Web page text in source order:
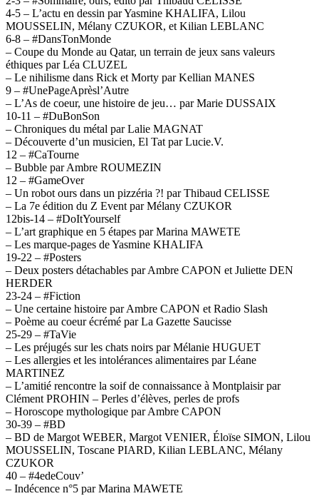
4-5 – L’actu en dessin par Yasmine KHALIFA, Lilou
MOUSSELIN, Mélany CZUKOR, et Kilian LEBLANC
6-8 – #DansTonMonde
– Coupe du Monde au Qatar, un terrain de jeux sans valeurs
éthiques par Léa CLUZEL
– Le nihilisme dans Rick et Morty par Kellian MANES
9 – #UnePageAprèsl’Autre
– L’As de coeur, une histoire de jeu… par Marie DUSSAIX
10-11 – #DuBonSon
– Chroniques du métal par Lalie MAGNAT
– Découverte d’un musicien, El Tat par Lucie.V.
12 – #CaTourne
– Bubble par Ambre ROUMEZIN
12 – #GameOver
– Un robot ours dans un pizzéria ?! par Thibaud CELISSE
– La 7e édition du Z Event par Mélany CZUKOR
12bis-14 – #DoItYourself
– L’art graphique en 5 étapes par Marina MAWETE
– Les marque-pages de Yasmine KHALIFA
19-22 – #Posters
– Deux posters détachables par Ambre CAPON et Juliette DEN
HERDER
23-24 – #Fiction
– Une certaine histoire par Ambre CAPON et Radio Slash
– Poème au coeur écrémé par La Gazette Saucisse
25-29 – #TaVie
– Les préjugés sur les chats noirs par Mélanie HUGUET
– Les allergies et les intolérances alimentaires par Léane
MARTINEZ
– L’amitié rencontre la soif de connaissance à Montplaisir par
Clément PROHIN – Perles d’élèves, perles de profs
– Horoscope mythologique par Ambre CAPON
30-39 – #BD
– BD de Margot WEBER, Margot VENIER, Éloïse SIMON, Lilou
MOUSSELIN, Toscane PIARD, Kilian LEBLANC, Mélany
CZUKOR
40 – #4edeCouv’
– Indécence n°5 par Marina MAWETE